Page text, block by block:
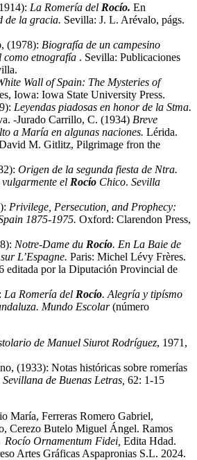
La Romería del Rocío. En
de la gracia. Sevilla: J. L. Arévalo, págs.
(1978): Biografía de un campesino
etnografía . Sevilla: Publicaciones
Wall of Spain: The Mysteries of
Iowa: Iowa State University Press.
Leyendas piadosas en honor de la Stma.
-Jurado Carrillo, C. (1934) Breve
a María en algunas naciones. Lérida.
M. Gitlitz, Pilgrimage fron the
Origen de la segunda fiesta de Ntra.
vulgarmente el Rocío Chico. Sevilla
Privilege, Persecution, and Prophecy:
1875-1975. Oxford: Clarendon Press,
Notre-Dame du Rocío. En La Baie de
L’Espagne. Paris: Michel Lévy Frères.
editada por la Diputación Provincial de
La Romería del Rocío. Alegría y tipísmo
Mundo Escolar(número
de Manuel Siurot Rodríguez, 1971,
(1933): Notas históricas sobre romerías
de Buenas Letras, 62: 1-15
María, Ferreras Romero Gabriel,
Cerezo Butelo Miguel Ángel. Ramos
Rocío Ornamentum Fidei, Edita Hdad.
Artes Gráficas Aspapronias S.L. 2024.